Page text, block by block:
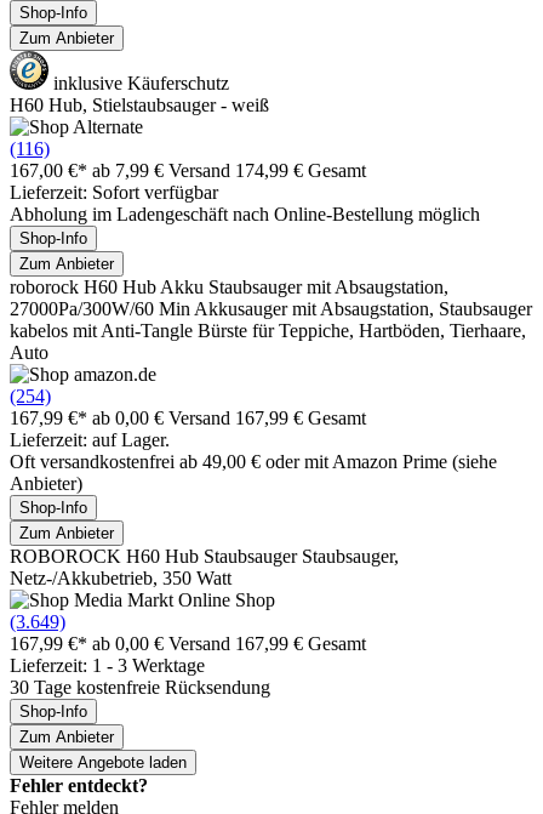
Shop-Info
Zum Anbieter
inklusive Käuferschutz
H60 Hub, Stielstaubsauger - weiß
(116)
167,00 €* ab 7,99 € Versand 174,99 € Gesamt
Lieferzeit: Sofort verfügbar
Abholung im Ladengeschäft nach Online-Bestellung möglich
Shop-Info
Zum Anbieter
roborock H60 Hub Akku Staubsauger mit Absaugstation,
27000Pa/300W/60 Min Akkusauger mit Absaugstation, Staubsauger
kabelos mit Anti-Tangle Bürste für Teppiche, Hartböden, Tierhaare,
Auto
(254)
167,99 €* ab 0,00 € Versand 167,99 € Gesamt
Lieferzeit: auf Lager.
Oft versandkostenfrei ab 49,00 € oder mit Amazon Prime (siehe
Anbieter)
Shop-Info
Zum Anbieter
ROBOROCK H60 Hub Staubsauger Staubsauger,
Netz-/Akkubetrieb, 350 Watt
(3.649)
167,99 €* ab 0,00 € Versand 167,99 € Gesamt
Lieferzeit: 1 - 3 Werktage
30 Tage kostenfreie Rücksendung
Shop-Info
Zum Anbieter
Weitere Angebote laden
Fehler entdeckt?
Fehler melden